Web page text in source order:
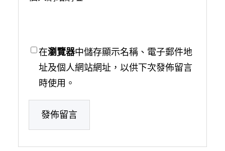
在瀏覽器中儲存顯示名稱、電子郵件地
址及個人網站網址，以供下次發佈留言
時使用。